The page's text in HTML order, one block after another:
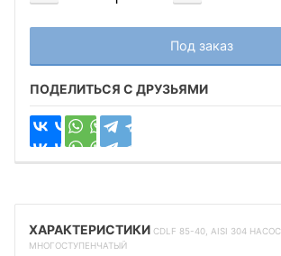
Добавляется...
Под заказ
Добавлен
ПОДЕЛИТЬСЯ С ДРУЗЬЯМИ
ХАРАКТЕРИСТИКИ CDLF 85-40, AISI 304 НАСОС
МНОГОСТУПЕНЧАТЫЙ